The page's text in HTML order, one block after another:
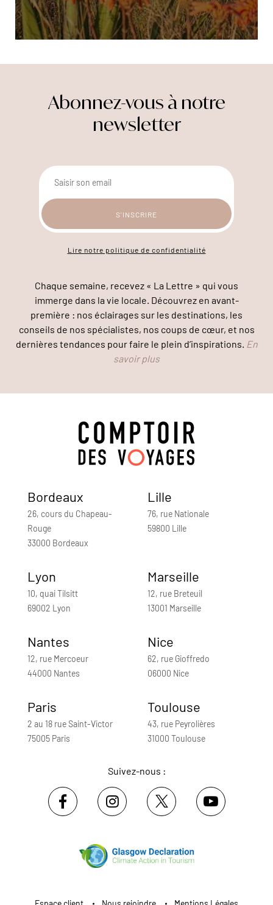
Abonnez-vous à notre
newsletter
Lire notre politique de confidentialité
Chaque semaine, recevez « La Lettre » qui vous
immerge dans la vie locale. Découvrez en avant-
première : nos éclairages sur les destinations, les
conseils de nos spécialistes, nos coups de cœur, et nos
dernières tendances pour faire le plein d’inspirations. En
savoir plus
Bordeaux
26, cours du Chapeau-
Rouge
33000 Bordeaux
Lille
76, rue Nationale
59800 Lille
Lyon
10, quai Tilsitt
69002 Lyon
Marseille
12, rue Breteuil
13001 Marseille
Nantes
12, rue Mercoeur
44000 Nantes
Nice
62, rue Gioffredo
06000 Nice
Paris
2 au 18 rue Saint-Victor
75005 Paris
Toulouse
43, rue Peyrolières
31000 Toulouse
Suivez-nous :